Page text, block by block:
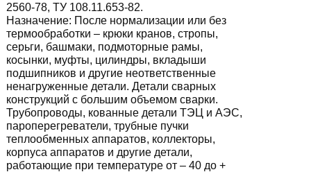
2560-78, ТУ 108.11.653-82.
Назначение: После нормализации или без
термообработки – крюки кранов, стропы,
серьги, башмаки, подмоторные рамы,
косынки, муфты, цилиндры, вкладыши
подшипников и другие неответственные
ненагруженные детали. Детали сварных
конструкций с большим объемом сварки.
Трубопроводы, кованные детали ТЭЦ и АЭС,
пароперегреватели, трубные пучки
теплообменных аппаратов, коллекторы,
корпуса аппаратов и другие детали,
работающие при температуре от – 40 до +